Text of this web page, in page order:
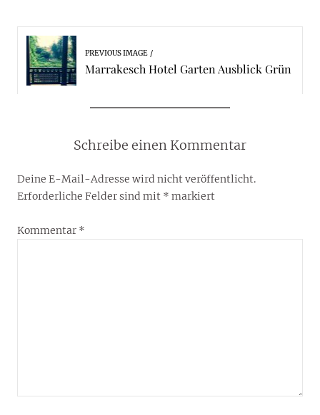
PREVIOUS IMAGE
Marrakesch Hotel Garten Ausblick Grün
Schreibe einen Kommentar
Deine E-Mail-Adresse wird nicht veröffentlicht.
Erforderliche Felder sind mit * markiert
Kommentar *